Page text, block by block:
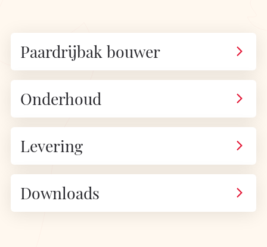
Paardrijbak bouwer
Onderhoud
Levering
Downloads